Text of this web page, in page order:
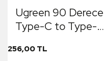
Ugreen 90 Derece
Type-C to Type-C
Kablosu
256,00 TL